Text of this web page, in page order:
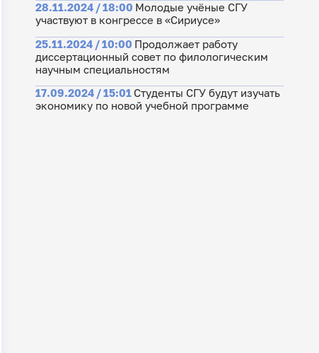
28.11.2024 / 18:00 Молодые учёные СГУ
участвуют в конгрессе в «Сириусе»
25.11.2024 / 10:00 Продолжает работу
диссертационный совет по филологическим
научным специальностям
17.09.2024 / 15:01 Студенты СГУ будут изучать
экономику по новой учебной программе